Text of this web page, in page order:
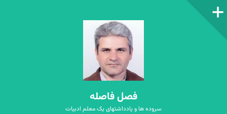
ستون‌کناری
فصل فاصله
سروده ها و یادداشتهای یک معلم ادبیات